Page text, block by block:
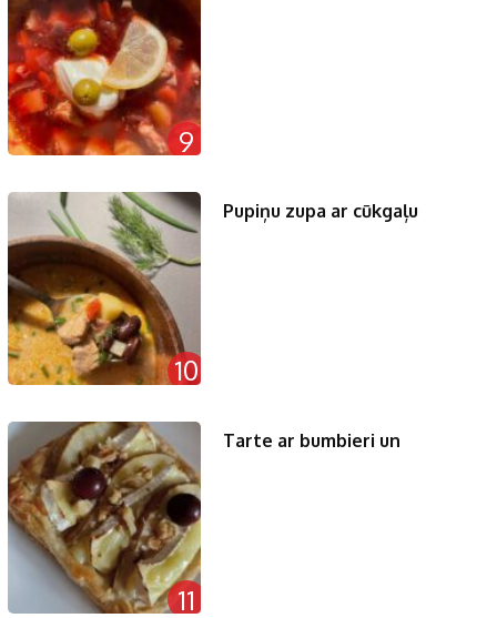
9
10
Pupiņu zupa ar cūkgaļu
11
Tarte ar bumbieri un